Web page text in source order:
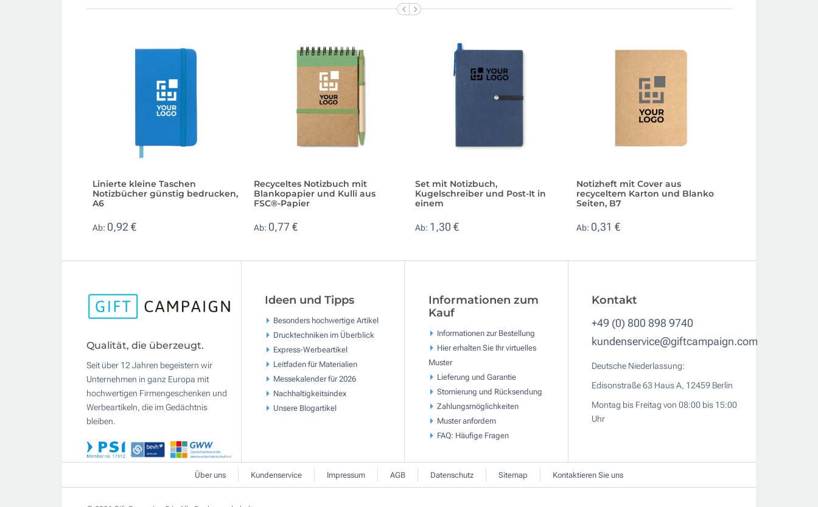
Linierte kleine Taschen
Notizbücher günstig bedrucken,
A6
Ab: 0,92 €
Recyceltes Notizbuch mit
Blankopapier und Kulli aus
FSC®-Papier
Ab: 0,77 €
Set mit Notizbuch,
Kugelschreiber und Post-It in
einem
Ab: 1,30 €
Notizheft mit Cover aus
recyceltem Karton und Blanko
Seiten, B7
Ab: 0,31 €
Qualität, die überzeugt.
Seit über 12 Jahren begeistern wir
Unternehmen in ganz Europa mit
hochwertigen Firmengeschenken und
Werbeartikeln, die im Gedächtnis
bleiben.
Ideen und Tipps
Besonders hochwertige Artikel
Drucktechniken im Überblick
Express-Werbeartikel
Leitfaden für Materialien
Messekalender für 2026
Nachhaltigkeitsindex
Unsere Blogartikel
Informationen zum
Kauf
Informationen zur Bestellung
Hier erhalten Sie Ihr virtuelles
Muster
Lieferung und Garantie
Stornierung und Rücksendung
Zahlungsmöglichkeiten
Muster anfordern
FAQ: Häufige Fragen
Kontakt
+49 (0) 800 898 9740
kundenservice@giftcampaign.com
Deutsche Niederlassung:
Edisonstraße 63 Haus A, 12459 Berlin
Montag bis Freitag von 08:00 bis 15:00
Uhr
Über uns Kundenservice Impressum AGB Datenschutz Sitemap Kontaktieren Sie uns